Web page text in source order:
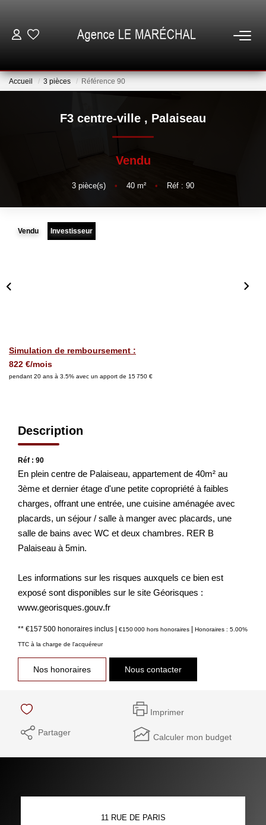
ESTIMATION
ESPACE CLIENT
Accueil 3 pièces Référence 90
F3 centre-ville , Palaiseau
Vendu
3 pièce(s) • 40 m² • Réf : 90
Vendu Investisseur
Simulation de remboursement :
822 €/mois
pendant 20 ans à 3.5% avec un apport de 15 750 €
Description
Réf : 90
En plein centre de Palaiseau, appartement de 40m² au
3ème et dernier étage d'une petite copropriété à faibles
charges, offrant une entrée, une cuisine aménagée avec
placards, un séjour / salle à manger avec placards, une
salle de bains avec WC et deux chambres. RER B
Palaiseau à 5min.
Les informations sur les risques auxquels ce bien est
exposé sont disponibles sur le site Géorisques :
www.georisques.gouv.fr
** €157 500 honoraires inclus | €150 000 hors honoraires | Honoraires : 5.00%
TTC à la charge de l'acquéreur
Nos honoraires Nous contacter
Imprimer
Partager Calculer mon budget
11 RUE DE PARIS